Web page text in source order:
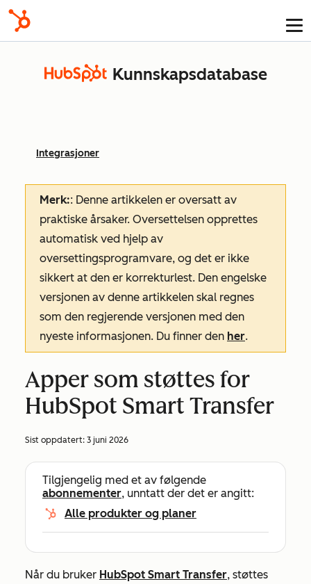
Kunnskapsdatabase
Integrasjoner
Merk:: Denne artikkelen er oversatt av
praktiske årsaker. Oversettelsen opprettes
automatisk ved hjelp av
oversettingsprogramvare, og det er ikke
sikkert at den er korrekturlest. Den engelske
versjonen av denne artikkelen skal regnes
som den regjerende versjonen med den
nyeste informasjonen. Du finner den her.
Apper som støttes for
HubSpot Smart Transfer
Sist oppdatert: 3 juni 2026
Tilgjengelig med et av følgende
abonnementer, unntatt der det er angitt:
Alle produkter og planer
Når du bruker HubSpot Smart Transfer, støttes